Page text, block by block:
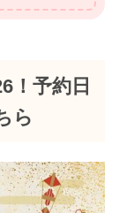
！予約日
ら